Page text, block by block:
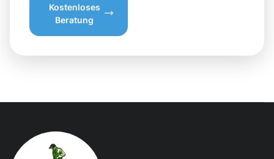
Kostenloses
Beratung